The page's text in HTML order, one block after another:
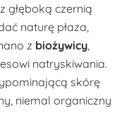
głęboką czernią
naturę płaza,
z biożywicy
natryskiwania.
skórę
niemal organiczny